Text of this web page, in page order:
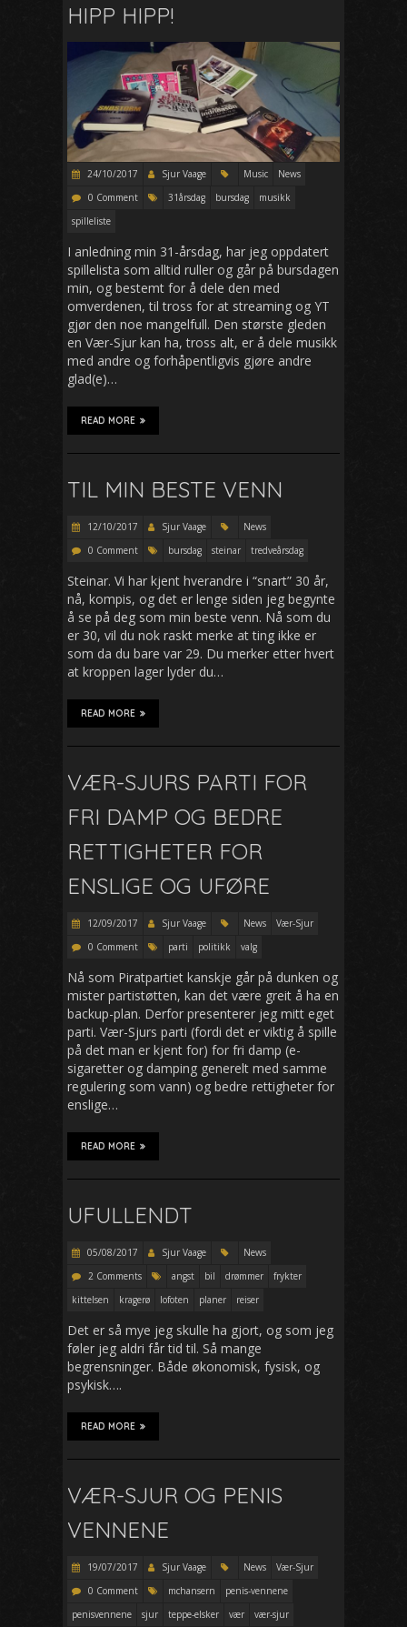
HIPP HIPP!
24/10/2017 Sjur Vaage Music
News
0 Comment
31årsdag bursdag
musikk
spilleliste
I anledning min 31-årsdag, har jeg oppdatert
spillelista som alltid ruller og går på bursdagen
min, og bestemt for å dele den med
omverdenen, til tross for at streaming og YT
gjør den noe mangelfull. Den største gleden
en Vær-Sjur kan ha, tross alt, er å dele musikk
med andre og forhåpentligvis gjøre andre
glad(e)…
READ MORE
TIL MIN BESTE VENN
12/10/2017 Sjur Vaage
News
0 Comment
bursdag steinar tredveårsdag
Steinar. Vi har kjent hverandre i “snart” 30 år,
nå, kompis, og det er lenge siden jeg begynte
å se på deg som min beste venn. Nå som du
er 30, vil du nok raskt merke at ting ikke er
som da du bare var 29. Du merker etter hvert
at kroppen lager lyder du…
READ MORE
VÆR-SJURS PARTI FOR
FRI DAMP OG BEDRE
RETTIGHETER FOR
ENSLIGE OG UFØRE
12/09/2017 Sjur Vaage News
Vær-Sjur
0 Comment
parti politikk valg
Nå som Piratpartiet kanskje går på dunken og
mister partistøtten, kan det være greit å ha en
backup-plan. Derfor presenterer jeg mitt eget
parti. Vær-Sjurs parti (fordi det er viktig å spille
på det man er kjent for) for fri damp (e-
sigaretter og damping generelt med samme
regulering som vann) og bedre rettigheter for
enslige…
READ MORE
UFULLENDT
05/08/2017 Sjur Vaage
News
2 Comments
angst bil drømmer
frykter
kittelsen
kragerø lofoten planer reiser
Det er så mye jeg skulle ha gjort, og som jeg
føler jeg aldri får tid til. Så mange
begrensninger. Både økonomisk, fysisk, og
psykisk….
READ MORE
VÆR-SJUR OG PENIS
VENNENE
19/07/2017 Sjur Vaage News
Vær-Sjur
0 Comment
mchansern
penis-vennene
penisvennene
sjur teppe-elsker vær vær-sjur